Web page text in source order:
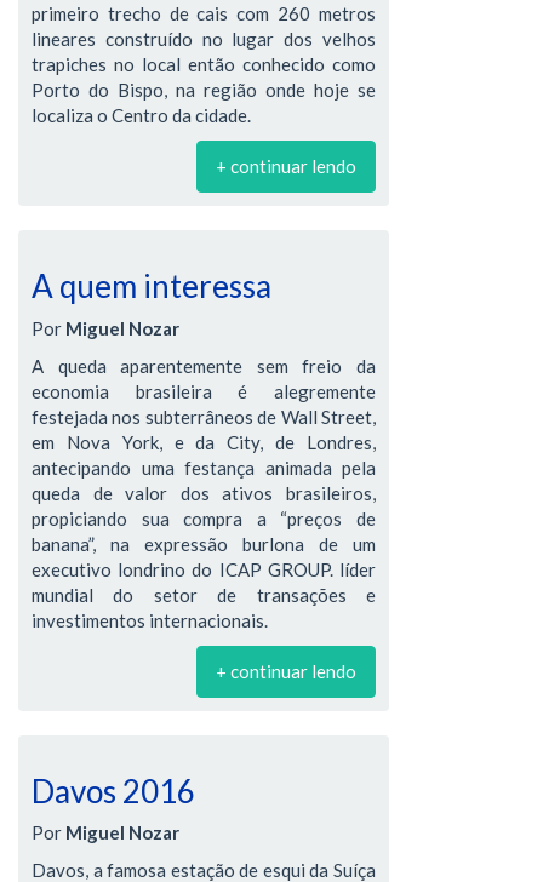
primeiro trecho de cais com 260 metros
lineares construído no lugar dos velhos
trapiches no local então conhecido como
Porto do Bispo, na região onde hoje se
localiza o Centro da cidade.
+ continuar lendo
A quem interessa
Por Miguel Nozar
A queda aparentemente sem freio da
economia brasileira é alegremente
festejada nos subterrâneos de Wall Street,
em Nova York, e da City, de Londres,
antecipando uma festança animada pela
queda de valor dos ativos brasileiros,
propiciando sua compra a “preços de
banana”, na expressão burlona de um
executivo londrino do ICAP GROUP. líder
mundial do setor de transações e
investimentos internacionais.
+ continuar lendo
Davos 2016
Por Miguel Nozar
Davos, a famosa estação de esqui da Suíça